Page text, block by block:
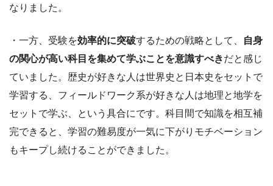
なりました。
・一方、受験を効率的に突破するための戦略として、
自身
の関心が高い科目を集めて学ぶことを意識すべきだと感じ
ていました。歴史が好きな人は世界史と日本史をセットで
学習する、フィールドワーク系が好きな人は地理と地学を
セットで学ぶ、という具合にです。科目間で知識を相互補
完できると、学習の難易度が一気に下がりモチベーション
もキープし続けることができました。